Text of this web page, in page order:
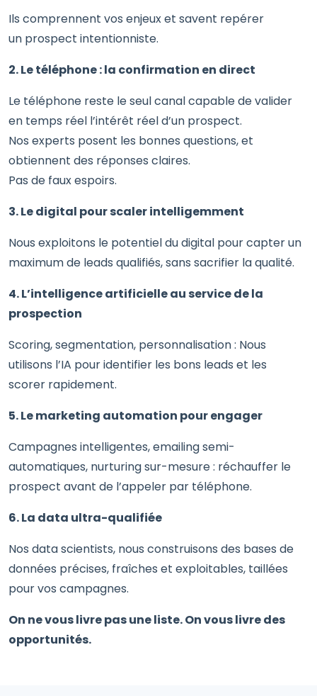
Ils comprennent vos enjeux et savent repérer
un prospect intentionniste.
2. Le téléphone : la confirmation en direct
Le téléphone reste le seul canal capable de valider
en temps réel l’intérêt réel d’un prospect.
Nos experts posent les bonnes questions, et
obtiennent des réponses claires.
Pas de faux espoirs.
3. Le digital pour scaler intelligemment
Nous exploitons le potentiel du digital pour capter un
maximum de leads qualifiés, sans sacrifier la qualité.
4. L’intelligence artificielle au service de la
prospection
Scoring, segmentation, personnalisation : Nous
utilisons l’IA pour identifier les bons leads et les
scorer rapidement.
5. Le marketing automation pour engager
Campagnes intelligentes, emailing semi-
automatiques, nurturing sur-mesure : réchauffer le
prospect avant de l’appeler par téléphone.
6. La data ultra-qualifiée
Nos data scientists, nous construisons des bases de
données précises, fraîches et exploitables, taillées
pour vos campagnes.
On ne vous livre pas une liste. On vous livre des
opportunités.